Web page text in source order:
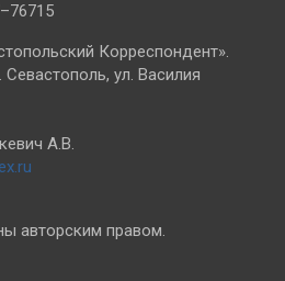
Корреспондент».
Севастополь, ул. Василия
А.В.
авторским правом.